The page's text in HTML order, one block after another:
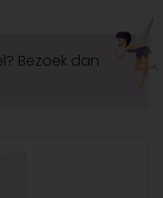
Bezoek dan